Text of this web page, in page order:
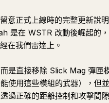
意正式上線時的完整更新說
是在 WSTR 改動後崛起的
在我們雷達上。
是直接移除 Slick Mag 彈匣
使用這些模組的武器），但
過正確的距離控制和攻擊間